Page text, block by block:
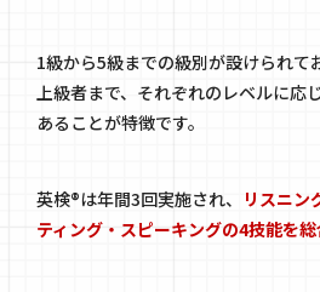
1級から5級までの級別が設けられて
上級者まで、それぞれのレベルに応
あることが特徴です。
英検®は年間3回実施され、 リスニン
ティング・スピーキングの4技能を